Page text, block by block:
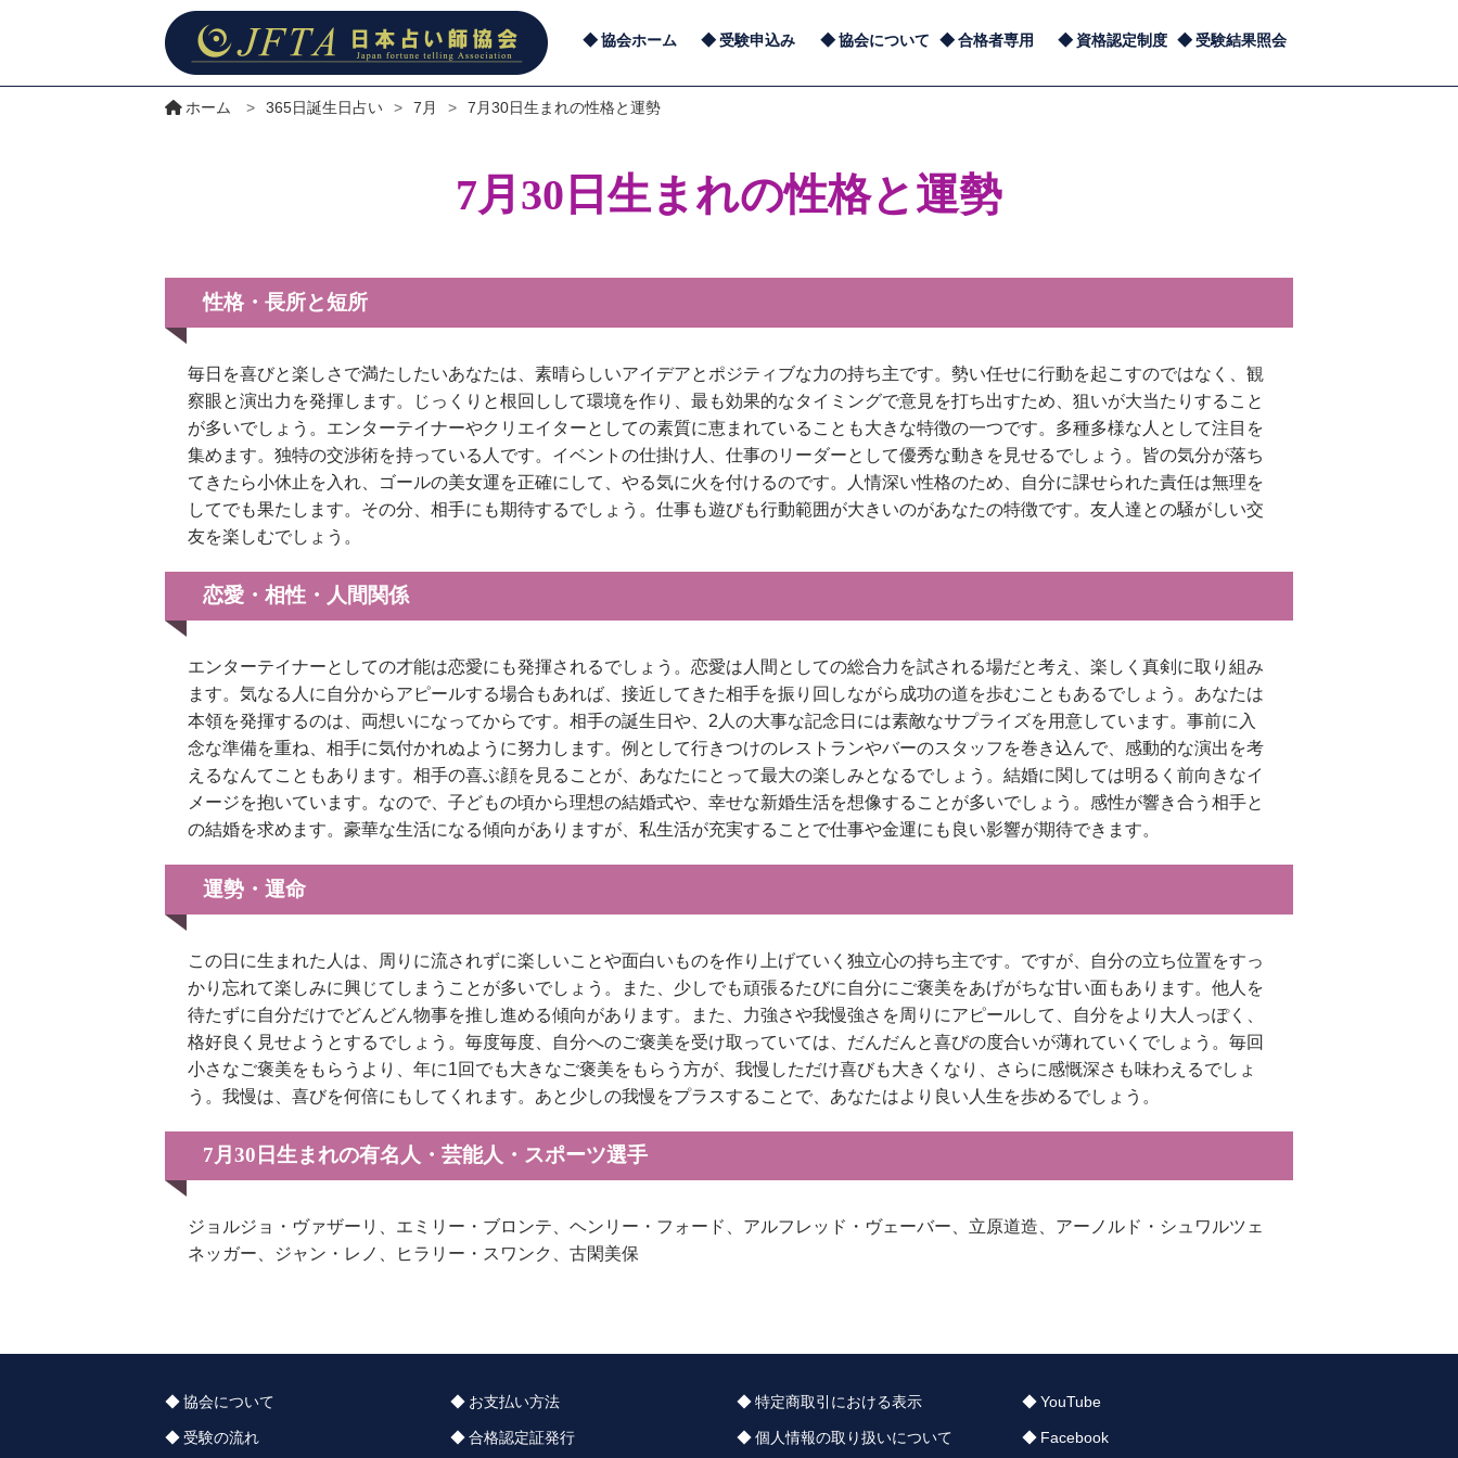
協会ホーム 受験申込み 協会について 合格者専用 資格認定制度 受験結果照会
ホーム > 365日誕生日占い > 7月 > 7月30日生まれの性格と運勢
7月30日生まれの性格と運勢
性格・長所と短所
毎日を喜びと楽しさで満たしたいあなたは、素晴らしいアイデアとポジティブな力の持ち主です。勢い任せに行動を起こすのではなく、観
察眼と演出力を発揮します。じっくりと根回しして環境を作り、最も効果的なタイミングで意見を打ち出すため、狙いが大当たりすること
が多いでしょう。エンターテイナーやクリエイターとしての素質に恵まれていることも大きな特徴の一つです。多種多様な人として注目を
集めます。独特の交渉術を持っている人です。イベントの仕掛け人、仕事のリーダーとして優秀な動きを見せるでしょう。皆の気分が落ち
てきたら小休止を入れ、ゴールの美女運を正確にして、やる気に火を付けるのです。人情深い性格のため、自分に課せられた責任は無理を
してでも果たします。その分、相手にも期待するでしょう。仕事も遊びも行動範囲が大きいのがあなたの特徴です。友人達との騒がしい交
友を楽しむでしょう。
恋愛・相性・人間関係
エンターテイナーとしての才能は恋愛にも発揮されるでしょう。恋愛は人間としての総合力を試される場だと考え、楽しく真剣に取り組み
ます。気なる人に自分からアピールする場合もあれば、接近してきた相手を振り回しながら成功の道を歩むこともあるでしょう。あなたは
本領を発揮するのは、両想いになってからです。相手の誕生日や、2人の大事な記念日には素敵なサプライズを用意しています。事前に入
念な準備を重ね、相手に気付かれぬように努力します。例として行きつけのレストランやバーのスタッフを巻き込んで、感動的な演出を考
えるなんてこともあります。相手の喜ぶ顔を見ることが、あなたにとって最大の楽しみとなるでしょう。結婚に関しては明るく前向きなイ
メージを抱いています。なので、子どもの頃から理想の結婚式や、幸せな新婚生活を想像することが多いでしょう。感性が響き合う相手と
の結婚を求めます。豪華な生活になる傾向がありますが、私生活が充実することで仕事や金運にも良い影響が期待できます。
運勢・運命
この日に生まれた人は、周りに流されずに楽しいことや面白いものを作り上げていく独立心の持ち主です。ですが、自分の立ち位置をすっ
かり忘れて楽しみに興じてしまうことが多いでしょう。また、少しでも頑張るたびに自分にご褒美をあげがちな甘い面もあります。他人を
待たずに自分だけでどんどん物事を推し進める傾向があります。また、力強さや我慢強さを周りにアピールして、自分をより大人っぽく、
格好良く見せようとするでしょう。毎度毎度、自分へのご褒美を受け取っていては、だんだんと喜びの度合いが薄れていくでしょう。毎回
小さなご褒美をもらうより、年に1回でも大きなご褒美をもらう方が、我慢しただけ喜びも大きくなり、さらに感慨深さも味わえるでしょ
う。我慢は、喜びを何倍にもしてくれます。あと少しの我慢をプラスすることで、あなたはより良い人生を歩めるでしょう。
7月30日生まれの有名人・芸能人・スポーツ選手
ジョルジョ・ヴァザーリ、エミリー・ブロンテ、ヘンリー・フォード、アルフレッド・ヴェーバー、立原道造、アーノルド・シュワルツェ
ネッガー、ジャン・レノ、ヒラリー・スワンク、古閑美保
協会について
受験の流れ
お支払い方法
合格認定証発行
特定商取引における表示
個人情報の取り扱いについて
YouTube
Facebook